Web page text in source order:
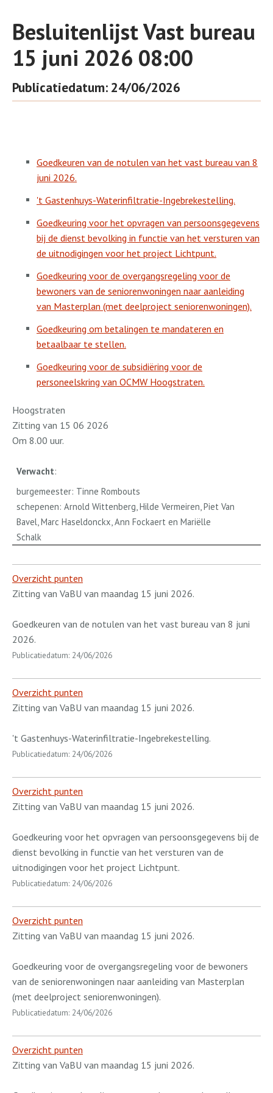
Besluitenlijst Vast bureau
15 juni 2026 08:00
Publicatiedatum: 24/06/2026
Goedkeuren van de notulen van het vast bureau van 8
juni 2026.
't Gastenhuys-Waterinfiltratie-Ingebrekestelling.
Goedkeuring voor het opvragen van persoonsgegevens
bij de dienst bevolking in functie van het versturen van
de uitnodigingen voor het project Lichtpunt.
Goedkeuring voor de overgangsregeling voor de
bewoners van de seniorenwoningen naar aanleiding
van Masterplan (met deelproject seniorenwoningen).
Goedkeuring om betalingen te mandateren en
betaalbaar te stellen.
Goedkeuring voor de subsidiëring voor de
personeelskring van OCMW Hoogstraten.
Hoogstraten
Zitting van 15 06 2026
Om 8.00 uur.
Verwacht:
burgemeester: Tinne Rombouts
schepenen: Arnold Wittenberg, Hilde Vermeiren, Piet Van
Bavel, Marc Haseldonckx, Ann Fockaert en Mariëlle
Schalk
Overzicht punten
Zitting van VaBU van maandag 15 juni 2026.
Goedkeuren van de notulen van het vast bureau van 8 juni
2026.
Publicatiedatum: 24/06/2026
Overzicht punten
Zitting van VaBU van maandag 15 juni 2026.
't Gastenhuys-Waterinfiltratie-Ingebrekestelling.
Publicatiedatum: 24/06/2026
Overzicht punten
Zitting van VaBU van maandag 15 juni 2026.
Goedkeuring voor het opvragen van persoonsgegevens bij de
dienst bevolking in functie van het versturen van de
uitnodigingen voor het project Lichtpunt.
Publicatiedatum: 24/06/2026
Overzicht punten
Zitting van VaBU van maandag 15 juni 2026.
Goedkeuring voor de overgangsregeling voor de bewoners
van de seniorenwoningen naar aanleiding van Masterplan
(met deelproject seniorenwoningen).
Publicatiedatum: 24/06/2026
Overzicht punten
Zitting van VaBU van maandag 15 juni 2026.